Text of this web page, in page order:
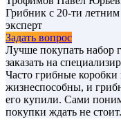
Грибник с 20-ти
эксперт
Задать вопрос
Лучше покупать набор
заказать на
Часто грибные
жизнеспособны, и
его купили. Сами
покупки ждать не стоит.